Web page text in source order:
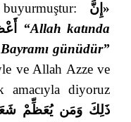
buyurmuştur: «إِنَّ
“Allah katında
günüdür”
ve Allah Azze ve
amacıyla diyoruz
ذَلِكَ وَمَن يُعَظِّمْ